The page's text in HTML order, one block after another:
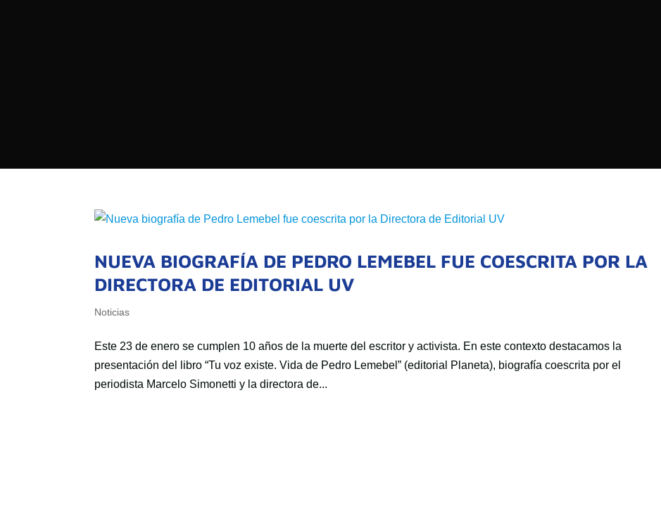
NUEVA BIOGRAFÍA DE PEDRO LEMEBEL FUE COESCRITA POR LA
DIRECTORA DE EDITORIAL UV
Noticias
Este 23 de enero se cumplen 10 años de la muerte del escritor y activista. En este contexto destacamos la
presentación del libro “Tu voz existe. Vida de Pedro Lemebel” (editorial Planeta), biografía coescrita por el
periodista Marcelo Simonetti y la directora de...